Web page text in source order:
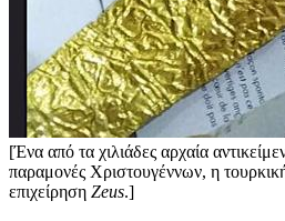
[Ένα από τα χιλιάδες αρχαία
παραμονές Χριστουγέννων, η
επιχείρηση Zeus.]